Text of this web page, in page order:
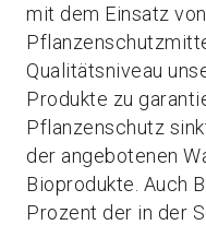
mit dem Einsatz
Qualitätsniveau
Produkte zu
Pflanzenschutz
der angebotenen
Bioprodukte. Auch
Prozent der in der